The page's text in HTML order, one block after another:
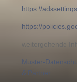
https://
https://
weitergehende
Muster-
& Partner